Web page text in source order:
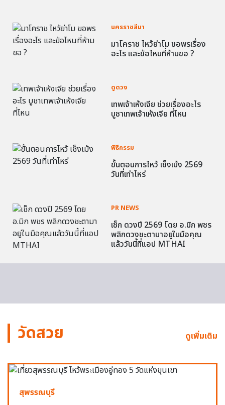
นครราชสีมา
มาโคราช ไหว้ย่าโม ขอพรเรื่อง
อะไร และข้อไหนที่ห้ามขอ ?
ดูดวง
เทพเจ้าเห้งเจีย ช่วยเรื่องอะไร
บูชาเทพเจ้าเห้งเจีย ที่ไหน
พิธีกรรม
ขั้นตอนการไหว้ เช็งเม้ง 2569
วันที่เท่าไหร่
PR NEWS
เช็ก ดวงปี 2569 โดย อ.มิก พชร
พลิกดวงชะตามาอยู่ในมือคุณ
แล้ววันนี้ที่แอป MTHAI
วัดสวย ดูเพิ่มเติม
สุพรรณบุรี